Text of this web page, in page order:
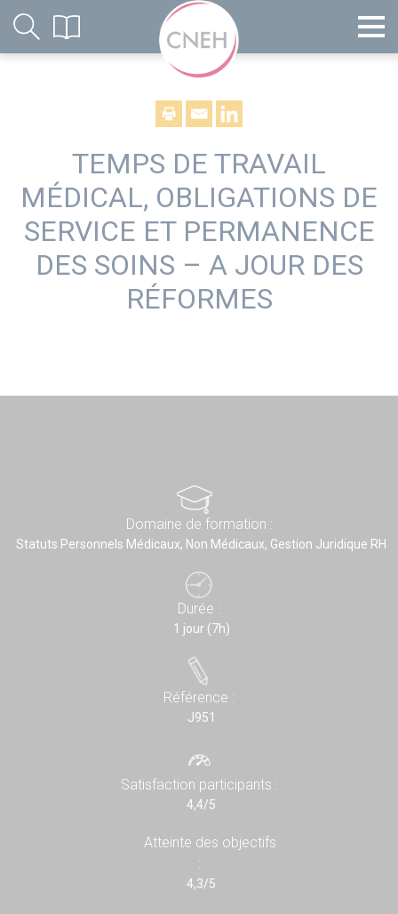
TEMPS DE TRAVAIL
MÉDICAL, OBLIGATIONS DE
SERVICE ET PERMANENCE
DES SOINS – A JOUR DES
RÉFORMES
Domaine de formation :
Statuts Personnels Médicaux, Non Médicaux, Gestion Juridique RH
Durée :
1 jour (7h)
Référence :
J951
Satisfaction participants :
4,4/5
Atteinte des objectifs
:
4,3/5